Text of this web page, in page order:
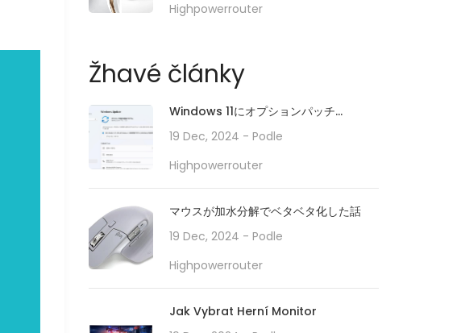
Highpowerrouter
Žhavé články
Windows 11にオプションパッチ
「KB5010414」が配信開始。タスクバー
対処。必要に応じてインストールを
19 Dec, 2024 - Podle
Highpowerrouter
マウスが加水分解でベタベタ化した話
19 Dec, 2024 - Podle
Highpowerrouter
Jak Vybrat Herní Monitor